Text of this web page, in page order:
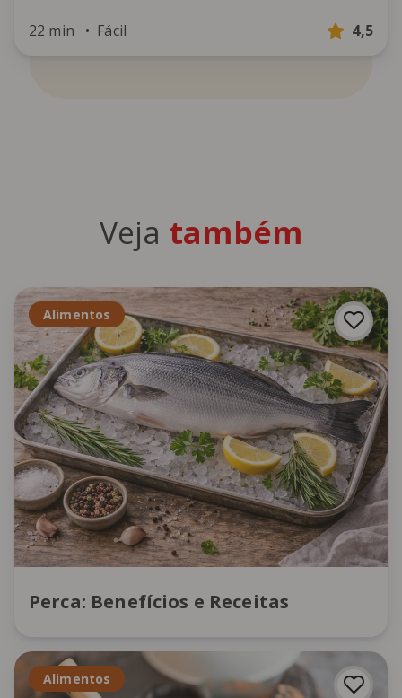
22 min Fácil 4,5
Veja também
Alimentos
Perca: Benefícios e Receitas
Alimentos